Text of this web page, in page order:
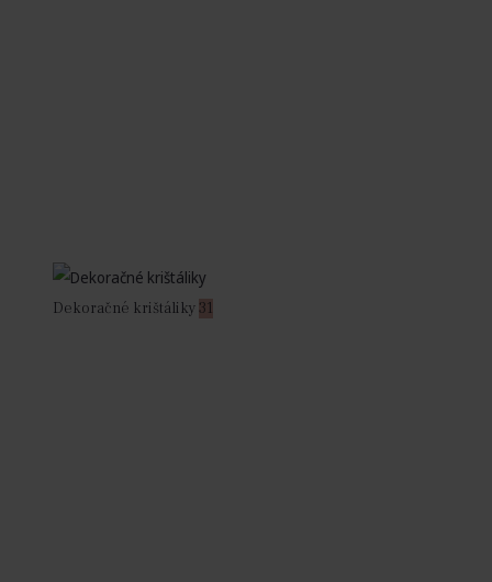
Dekoračné krištáliky 31